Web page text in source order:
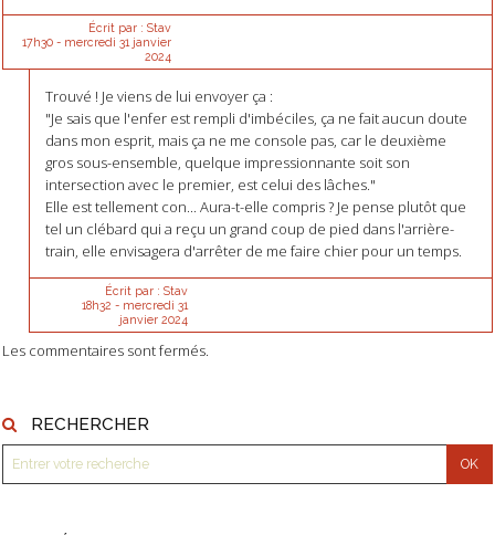
RECHERCHER
Écrit par : Stav
17h30- mercredi 31 janvier
2024
Trouvé ! Je viens de lui envoyer ça :
"Je sais que l'enfer est rempli d'imbéciles, ça ne fait aucun doute
dans mon esprit, mais ça ne me console pas, car le deuxième
gros sous-ensemble, quelque impressionnante soit son
intersection avec le premier, est celui des lâches."
Elle est tellement con... Aura-t-elle compris ? Je pense plutôt que
tel un clébard qui a reçu un grand coup de pied dans l'arrière-
train, elle envisagera d'arrêter de me faire chier pour un temps.
Écrit par : Stav
18h32 - mercredi 31
janvier 2024
Les commentaires sont fermés.